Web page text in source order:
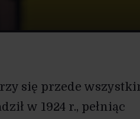
się przede
w 1924 r., pełniąc